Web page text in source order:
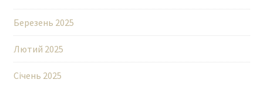
Березень 2025
Лютий 2025
Січень 2025